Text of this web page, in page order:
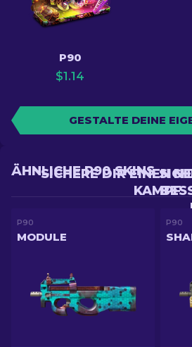
P90
$1.14
GESTALTE DEINE
SICHERE DIR EINEN
KAMPF
ÄHNLICHE P90 SKINS
P90
MODULE
P90